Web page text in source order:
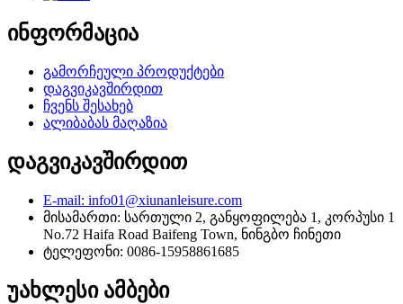
ინფორმაცია
გამორჩეული პროდუქტები
დაგვიკავშირდით
ჩვენს შესახებ
ალიბაბას მაღაზია
დაგვიკავშირდით
E-mail: info01@xiunanleisure.com
მისამართი: სართული 2, განყოფილება 1, კორპუსი 1
No.72 Haifa Road Baifeng Town, ნინგბო ჩინეთი
ტელეფონი: 0086-15958861685
უახლესი ამბები